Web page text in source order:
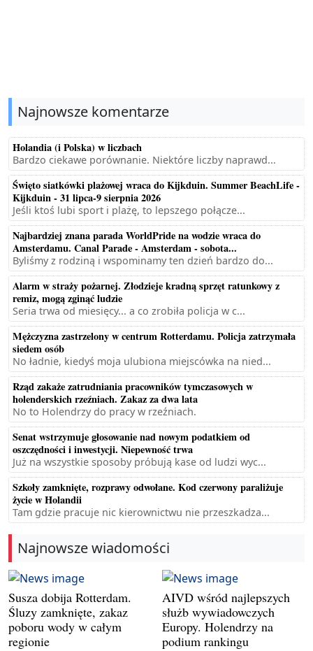
Najnowsze komentarze
Holandia (i Polska) w liczbach
Bardzo ciekawe porównanie. Niektóre liczby naprawd...
Święto siatkówki plażowej wraca do Kijkduin. Summer BeachLife -
Kijkduin - 31 lipca-9 sierpnia 2026
Jeśli ktoś lubi sport i plażę, to lepszego połącze...
Najbardziej znana parada WorldPride na wodzie wraca do
Amsterdamu. Canal Parade - Amsterdam - sobota...
Byliśmy z rodziną i wspominamy ten dzień bardzo do...
Alarm w straży pożarnej. Złodzieje kradną sprzęt ratunkowy z
remiz, mogą zginąć ludzie
Seria trwa od miesięcy... a co zrobiła policja w c...
Mężczyzna zastrzelony w centrum Rotterdamu. Policja zatrzymała
siedem osób
No ładnie, kiedyś moja ulubiona miejscówka na nied...
Rząd zakaże zatrudniania pracowników tymczasowych w
holenderskich rzeźniach. Zakaz za dwa lata
No to Holendrzy do pracy w rzeźniach.
Senat wstrzymuje głosowanie nad nowym podatkiem od
oszczędności i inwestycji. Niepewność trwa
Już na wszystkie sposoby próbują kase od ludzi wyc...
Szkoły zamknięte, rozprawy odwołane. Kod czerwony paraliżuje
życie w Holandii
Tam gdzie pracuje nic kierownictwu nie przeszkadza...
Najnowsze wiadomości
Susza dobija Rotterdam.
Śluzy zamknięte, zakaz
poboru wody w całym
regionie
AIVD wśród najlepszych
służb wywiadowczych
Europy. Holendrzy na
podium rankingu